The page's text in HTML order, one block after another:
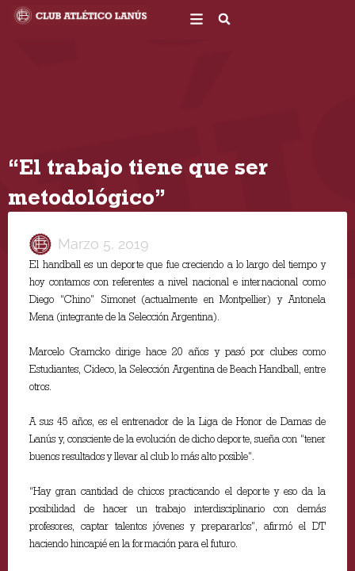
“El trabajo tiene que ser
metodológico”
Marzo 5, 2019
El handball es un deporte que fue creciendo a lo largo del tiempo y
hoy contamos con referentes a nivel nacional e internacional como
Diego “Chino” Simonet (actualmente en Montpellier) y Antonela
Mena (integrante de la Selección Argentina).
Marcelo Gramcko dirige hace 20 años y pasó por clubes como
Estudiantes, Cideco, la Selección Argentina de Beach Handball, entre
otros.
A sus 45 años, es el entrenador de la Liga de Honor de Damas de
Lanús y, consciente de la evolución de dicho deporte, sueña con “tener
buenos resultados y llevar al club lo más alto posible”.
“Hay gran cantidad de chicos practicando el deporte y eso da la
posibilidad de hacer un trabajo interdisciplinario con demás
profesores, captar talentos jóvenes y prepararlos”, afirmó el DT
haciendo hincapié en la formación para el futuro.